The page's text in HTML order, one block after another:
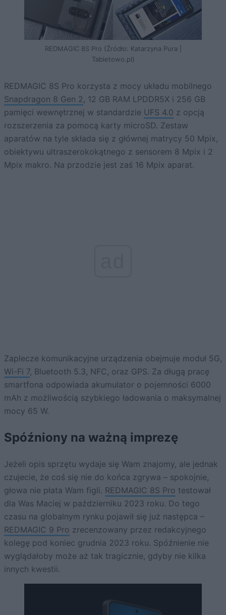
REDMAGIC 8S Pro (Źródło: Katarzyna Pura |
Tabletowo.pl)
REDMAGIC 8S Pro korzysta z mocy układu mobilnego
Snapdragon 8 Gen 2 , 12 GB RAM LPDDR5X i 256 GB
pamięci wewnętrznej w standardzie UFS 4.0 z opcją
rozszerzenia za pomocą karty microSD. Zestaw
aparatów na tyle składa się z głównej matrycy 50 Mpix,
obiektywu ultraszerokokątnego z sensorem 8 Mpix i 2
Mpix makro. Na przodzie jest zaś 16 Mpix aparat.
Zaplecze komunikacyjne urządzenia obejmuje moduł 5G,
Wi-Fi 7, Bluetooth 5.3, NFC, oraz GPS. Za długą pracę
smartfona odpowiada akumulator o pojemności 6000
mAh z możliwością szybkiego ładowania o maksymalnej
mocy 65 W.
Spóźniony na ważną imprezę
Jeżeli opis sprzętu wydaje się Wam znajomy, ale jednak
czujecie, że coś się nie do końca zgrywa – spokojnie,
głowa nie płata Wam figli. REDMAGIC 8S Pro testował
dla Was Maciej w październiku 2023 roku. Do tego
czasu na globalnym rynku pojawił się już następca –
REDMAGIC 9 Pro zrecenzowany przez redakcyjnego
kolegę pod koniec grudnia 2023 roku. Spóźnienie nie
wyglądałoby może aż tak tragicznie, gdyby nie kilka
innych kwestii.